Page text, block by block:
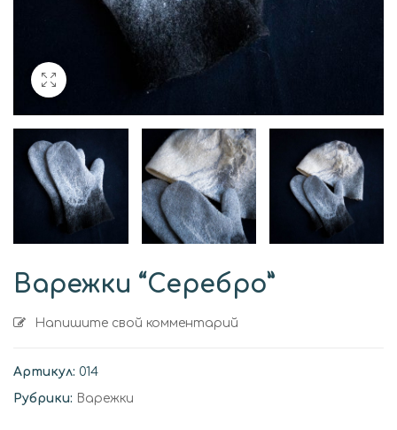
Варежки “Серебро”
Напишите свой комментарий
Артикул: 014
Рубрики: Варежки